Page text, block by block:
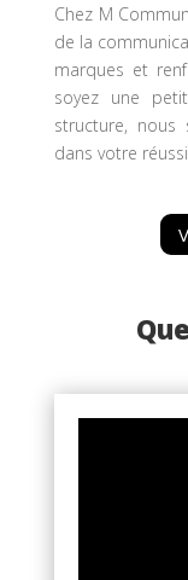
Chez M
de la
marques et
soyez une
structure, nous
dans votre